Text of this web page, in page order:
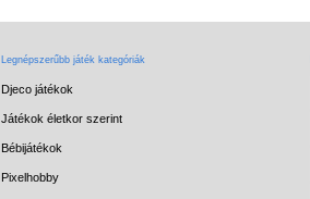
Legnépszerűbb játék kategóriák
Djeco játékok
Játékok életkor szerint
Bébijátékok
Pixelhobby